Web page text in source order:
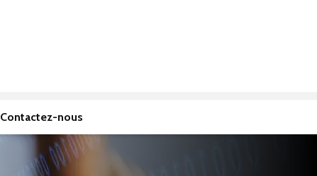
Contactez-nous